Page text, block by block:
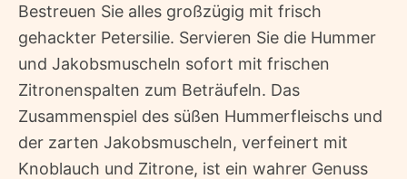
Bestreuen Sie alles großzügig mit frisch
gehackter Petersilie. Servieren Sie die Hummer
und Jakobsmuscheln sofort mit frischen
Zitronenspalten zum Beträufeln. Das
Zusammenspiel des süßen Hummerfleischs und
der zarten Jakobsmuscheln, verfeinert mit
Knoblauch und Zitrone, ist ein wahrer Genuss